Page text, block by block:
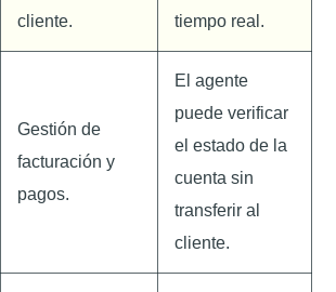
cliente.
tiempo real.
Gestión de
facturación y
pagos.
El agente
puede verificar
el estado de la
cuenta sin
transferir al
cliente.